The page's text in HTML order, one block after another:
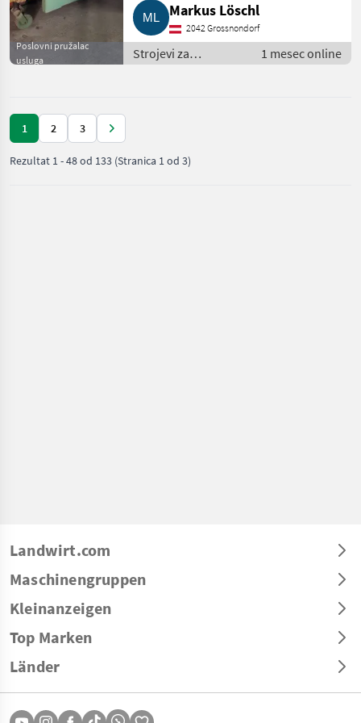
Poslovni pružalac
usluga
Markus Löschl
2042 Grossnondorf
Strojevi za
vinogradarstvo /
1 mesec online
1 2 3
Rezultat 1-48od 133 (Stranica 1 od 3)
Landwirt.com
Maschinengruppen
Kleinanzeigen
Top Marken
Länder